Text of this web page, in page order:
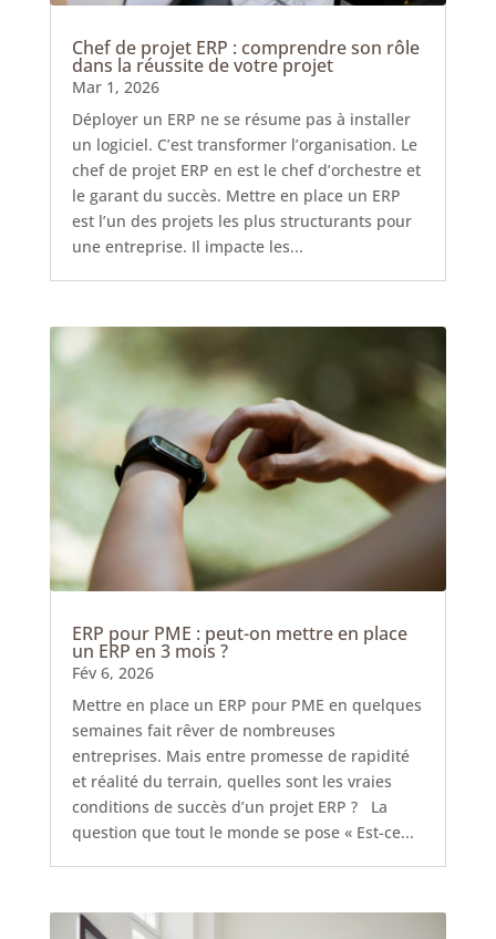
Chef de projet ERP : comprendre son rôle
dans la réussite de votre projet
Mar 1, 2026
Déployer un ERP ne se résume pas à installer
un logiciel. C’est transformer l’organisation. Le
chef de projet ERP en est le chef d’orchestre et
le garant du succès. Mettre en place un ERP
est l’un des projets les plus structurants pour
une entreprise. Il impacte les...
ERP pour PME : peut-on mettre en place
un ERP en 3 mois ?
Fév 6, 2026
Mettre en place un ERP pour PME en quelques
semaines fait rêver de nombreuses
entreprises. Mais entre promesse de rapidité
et réalité du terrain, quelles sont les vraies
conditions de succès d’un projet ERP ? La
question que tout le monde se pose « Est-ce...